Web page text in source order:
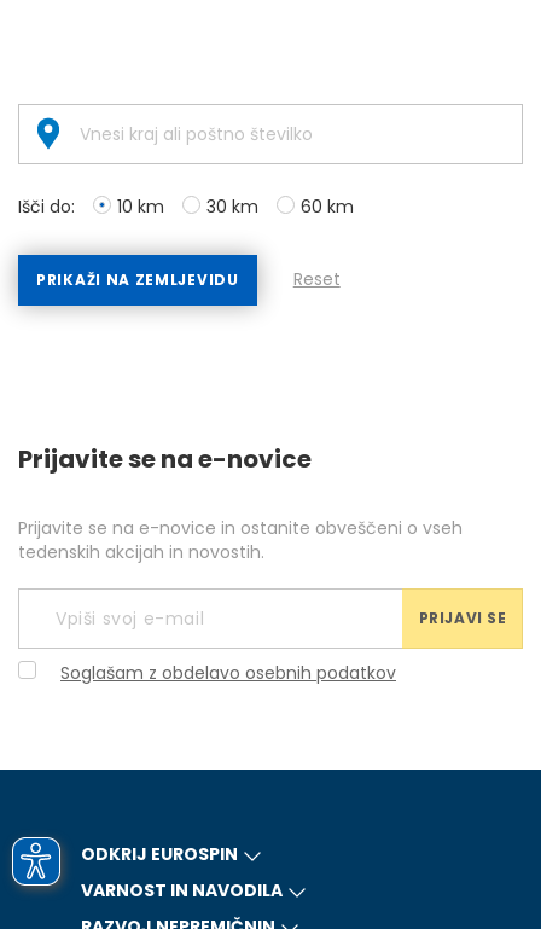
Išči do: 10 km 30 km 60 km
PRIKAŽI NA ZEMLJEVIDU Reset
Prijavite se na e-novice
Prijavite se na e-novice in ostanite obveščeni o vseh
tedenskih akcijah in novostih.
PRIJAVI SE
Soglašam z obdelavo osebnih podatkov
ODKRIJ EUROSPIN
VARNOST IN NAVODILA